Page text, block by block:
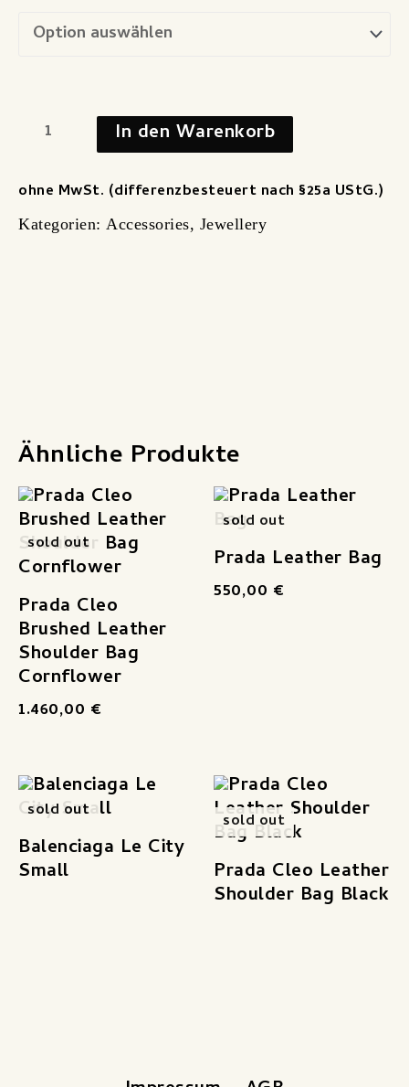
In den Warenkorb
ohne MwSt. (differenzbesteuert nach §25a UStG.)
Kategorien: Accessories, Jewellery
Ähnliche Produkte
sold out
Prada Cleo
Brushed Leather
Shoulder Bag
Cornflower
1.460,00 €
sold out
Prada Leather Bag
550,00 €
sold out
Balenciaga Le City
Small
sold out
Prada Cleo Leather
Shoulder Bag Black